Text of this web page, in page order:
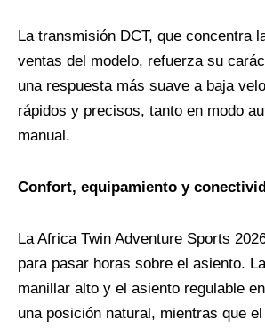
La transmisión DCT, que concentra
ventas del modelo, refuerza su
una respuesta más suave a baja
rápidos y precisos, tanto en modo
manual.
Confort, equipamiento y
La Africa Twin Adventure Sports
para pasar horas sobre el asiento.
manillar alto y el asiento regulable
una posición natural, mientras que